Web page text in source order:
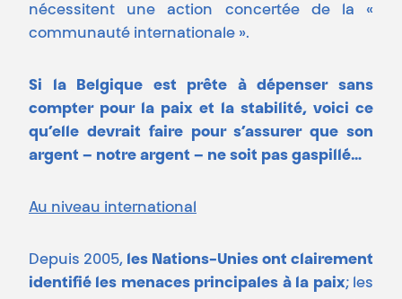
nécessitent une action concertée de la «
communauté internationale ».
Si la Belgique est prête à dépenser sans
compter pour la paix et la stabilité, voici ce
qu’elle devrait faire pour s’assurer que son
argent – notre argent – ne soit pas gaspillé…
Au niveau international
Depuis 2005,
les Nations-Unies ont clairement
identifié les menaces principales à la paix; les